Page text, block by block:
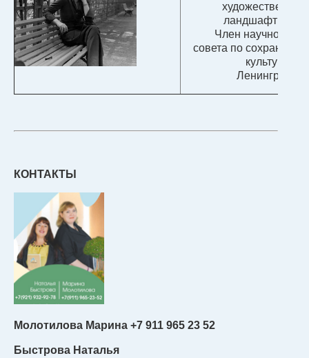
художественной
ландшафтный
Член научно-
совета по
КОНТАКТЫ
Молотилова Марина +7 911 965 23 52
Быстрова Наталья